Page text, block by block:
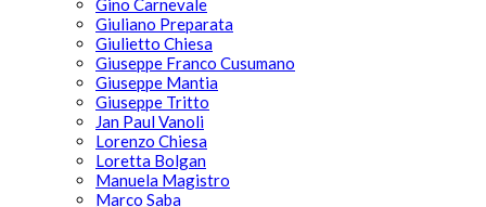
Gino Carnevale
Giuliano Preparata
Giulietto Chiesa
Giuseppe Franco Cusumano
Giuseppe Mantia
Giuseppe Tritto
Jan Paul Vanoli
Lorenzo Chiesa
Loretta Bolgan
Manuela Magistro
Marco Saba